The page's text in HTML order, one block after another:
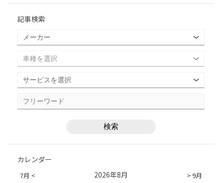
記事検索
カレンダー
7月 < > 9月
2026年8月